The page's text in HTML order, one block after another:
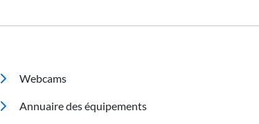
Footer 2
Webcams
Annuaire des équipements